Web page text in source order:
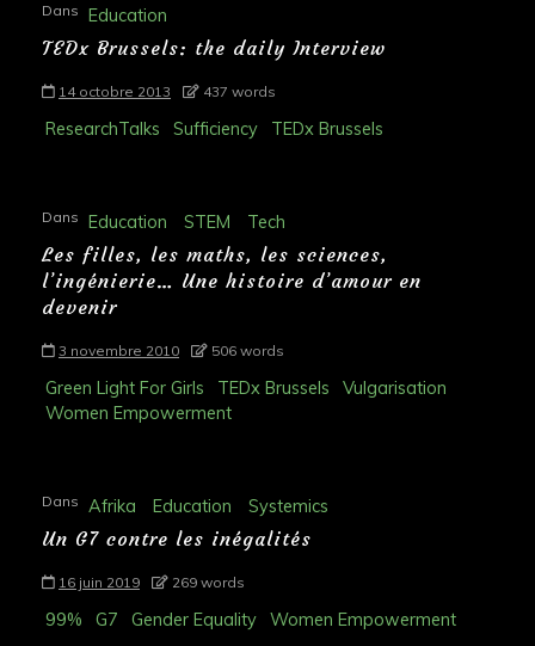
Dans Education
TEDx Brussels: the daily Interview
14 octobre 2013 437 words
ResearchTalks Sufficiency TEDx Brussels
Dans Education STEM Tech
Les filles, les maths, les sciences,
l’ingénierie… Une histoire d’amour en
devenir
3 novembre 2010 506 words
Green Light For Girls TEDx Brussels
Vulgarisation
Women Empowerment
Dans Afrika Education Systemics
Un G7 contre les inégalités
16 juin 2019 269 words
99% G7 Gender Equality Women Empowerment